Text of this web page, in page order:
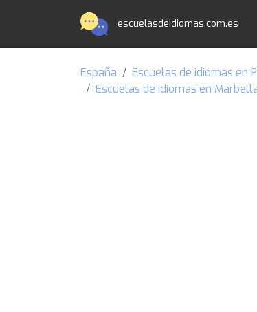
escuelasdeidiomas.com.es
España Escuelas de idiomas en
Escuelas de idiomas en